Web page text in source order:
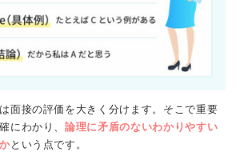
面接の評価を大きく分けます。そこで重要
にわかり、論理に矛盾のないわかりやすい
という点です。